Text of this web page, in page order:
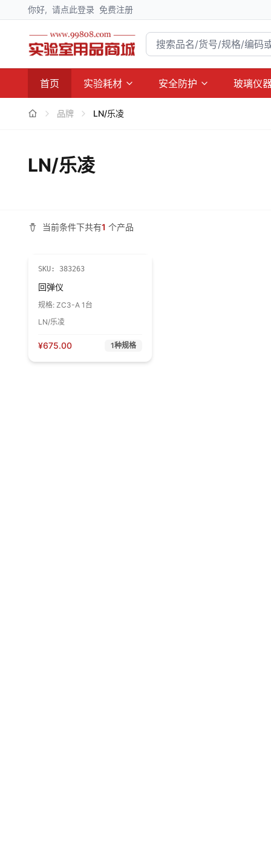
你好, 请点此登录 免费注册
首页 实验耗材 安全防护 玻璃仪
品牌 LN/乐凌
LN/乐凌
当前条件下共有1 个产品
SKU: 383263
回弹仪
规格: ZC3-A 1台
LN/乐凌
¥675.00 1种规格